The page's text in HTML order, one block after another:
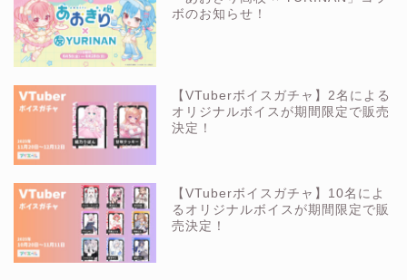
ボのお知らせ！
【VTuberボイスガチャ】2名による
オリジナルボイスが期間限定で販売
決定！
【VTuberボイスガチャ】10名によ
るオリジナルボイスが期間限定で販
売決定！